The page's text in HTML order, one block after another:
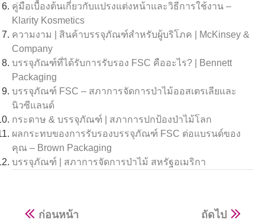
คู่มือเบื้องต้นเกี่ยวกับแปรงแต่งหน้าและวิธีการใช้งาน –
Klarity Kosmetics
ความงาม | สินค้าบรรจุภัณฑ์สำหรับผู้บริโภค | McKinsey &
Company
บรรจุภัณฑ์ที่ได้รับการรับรอง FSC คืออะไร? | Bennett
Packaging
บรรจุภัณฑ์ FSC – สภาการจัดการป่าไม้ออสเตรเลียและ
นิวซีแลนด์
กระดาษ & บรรจุภัณฑ์ | สภาการปกป้องป่าไม้โลก
ผลกระทบของการรับรองบรรจุภัณฑ์ FSC ต่อแบรนด์ของ
คุณ – Brown Packaging
บรรจุภัณฑ์ | สภาการจัดการป่าไม้ สหรัฐอเมริกา
ก่อนหน้า ถัดไป